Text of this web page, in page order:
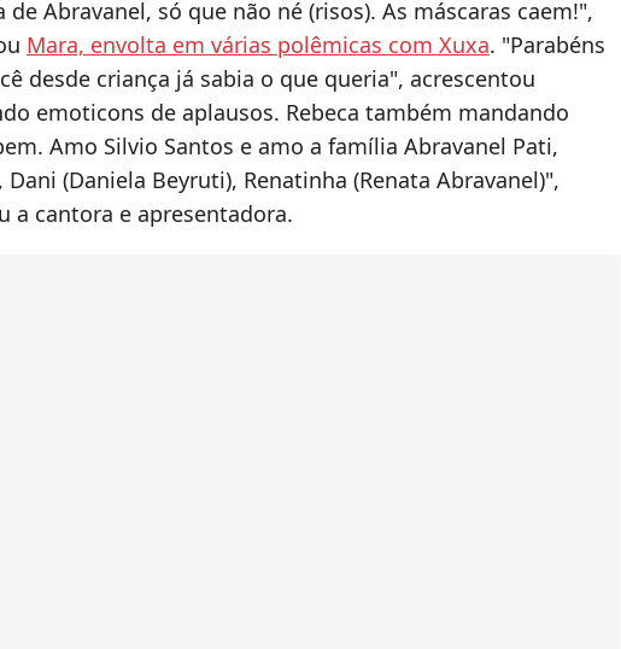
de Abravanel, só que não né (risos). As máscaras caem!",
Mara, envolta em várias polêmicas com Xuxa. "Parabéns
desde criança já sabia o que queria", acrescentou
emoticons de aplausos. Rebeca também mandando
Amo Silvio Santos e amo a família Abravanel Pati,
Dani (Daniela Beyruti), Renatinha (Renata Abravanel)",
a cantora e apresentadora.